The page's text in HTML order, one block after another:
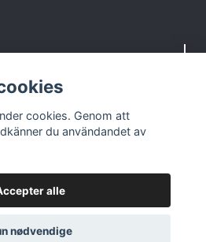
VakuumKungen
cookies. Genom att
du användandet av
alle
nødvendige